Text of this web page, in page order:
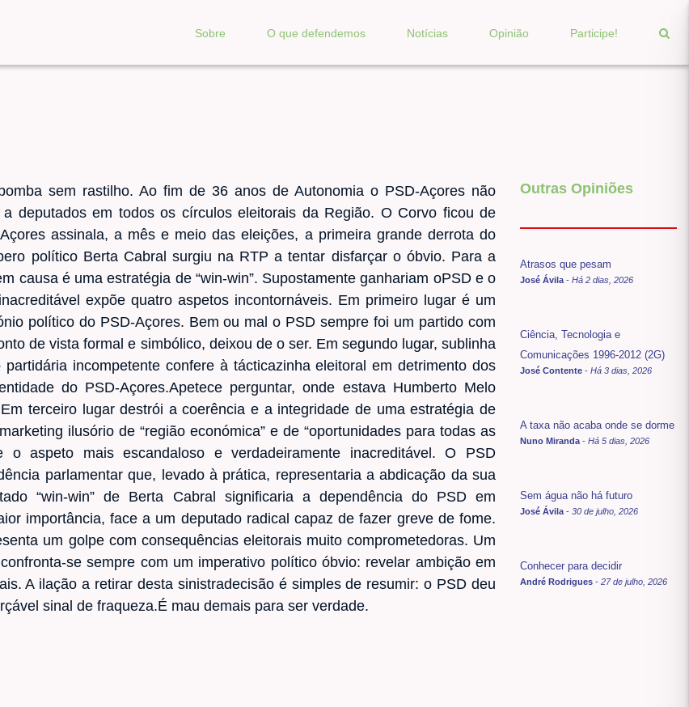
Sobre O que defendemos Notícias Opinião Participe!
sem rastilho. Ao fim de 36 anos de Autonomia o PSD-Açores não
deputados em todos os círculos eleitorais da Região. O Corvo ficou de
assinala, a mês e meio das eleições, a primeira grande derrota do
político Berta Cabral surgiu na RTP a tentar disfarçar o óbvio. Para a
causa é uma estratégia de “win-win”. Supostamente ganhariam oPSD e o
expõe quatro aspetos incontornáveis. Em primeiro lugar é um
político do PSD-Açores. Bem ou mal o PSD sempre foi um partido com
de vista formal e simbólico, deixou de o ser. Em segundo lugar, sublinha
incompetente confere à tácticazinha eleitoral em detrimento dos
do PSD-Açores.Apetece perguntar, onde estava Humberto Melo
terceiro lugar destrói a coerência e a integridade de uma estratégia de
ilusório de “região económica” e de “oportunidades para todas as
o aspeto mais escandaloso e verdadeiramente inacreditável. O PSD
parlamentar que, levado à prática, representaria a abdicação da sua
“win-win” de Berta Cabral significaria a dependência do PSD em
importância, face a um deputado radical capaz de fazer greve de fome.
um golpe com consequências eleitorais muito comprometedoras. Um
se sempre com um imperativo político óbvio: revelar ambição em
A ilação a retirar desta sinistradecisão é simples de resumir: o PSD deu
sinal de fraqueza.É mau demais para ser verdade.
Outras Opiniões
Atrasos que pesam
José Ávila - Há 2 dias, 2026
Ciência, Tecnologia e
Comunicações 1996-2012 (2G)
José Contente - Há 3 dias, 2026
A taxa não acaba onde se dorme
Nuno Miranda - Há 5 dias, 2026
Sem água não há futuro
José Ávila - 30 de julho, 2026
Conhecer para decidir
André Rodrigues - 27 de julho, 2026